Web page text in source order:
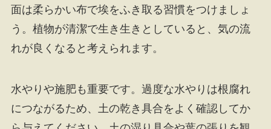
面は柔らかい布で埃をふき取る習慣をつけましょ
う。植物が清潔で生き生きとしていると、気の流
れが良くなると考えられます。
水やりや施肥も重要です。過度な水やりは根腐れ
につながるため、土の乾き具合をよく確認してか